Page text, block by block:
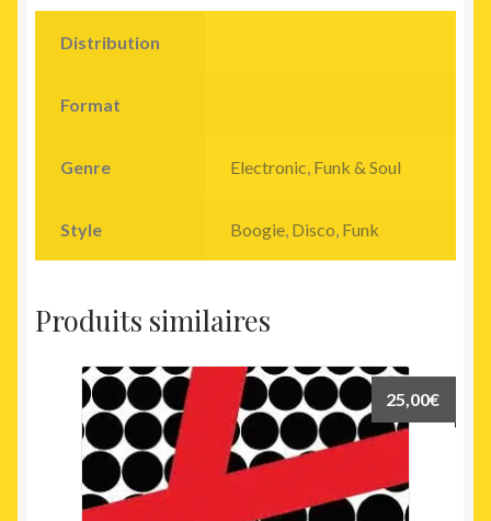
Distribution
Format
Genre Electronic, Funk & Soul
Style Boogie, Disco, Funk
Produits similaires
25,00€